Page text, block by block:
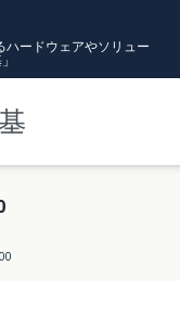
ードウェアやソリュー